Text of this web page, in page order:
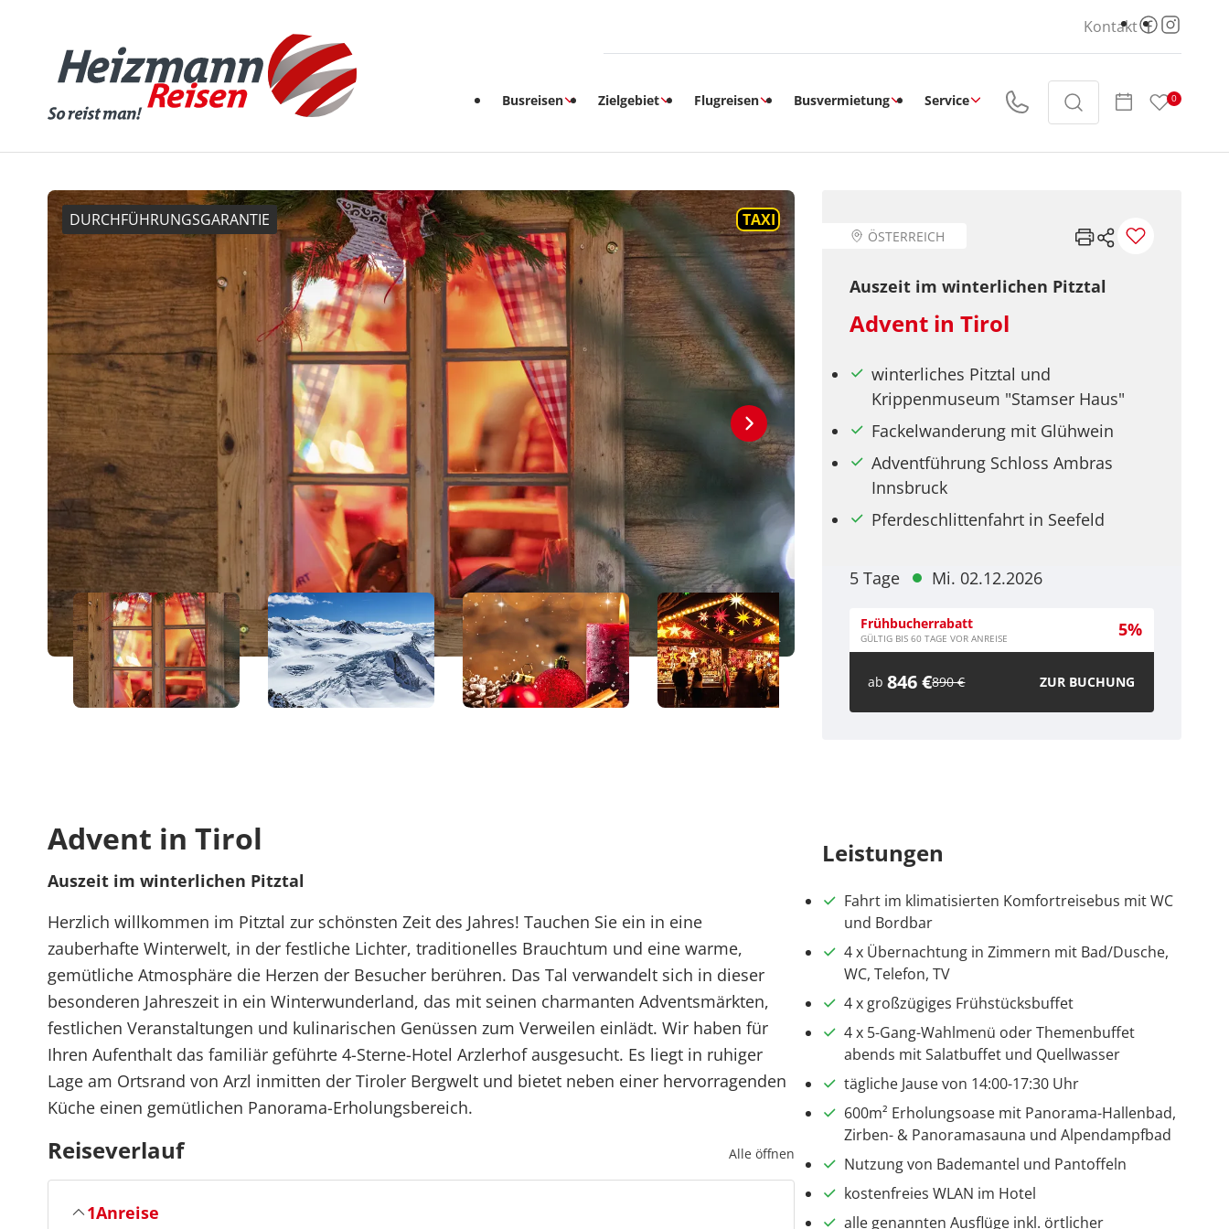
Kontakt
Busreisen Zielgebiet Flugreisen Busvermietung Service 0
DURCHFÜHRUNGSGARANTIE TAXI
© Copyright NETgemacht
ÖSTERREICH
Auszeit im winterlichen Pitztal
Advent in Tirol
winterliches Pitztal und
Krippenmuseum "Stamser Haus"
Fackelwanderung mit Glühwein
Adventführung Schloss Ambras
Innsbruck
Pferdeschlittenfahrt in Seefeld
5 Tage Mi. 02.12.2026
Frühbucherrabatt
GÜLTIG BIS 60 TAGE VOR ANREISE 5%
ab846 €890 € ZUR BUCHUNG
Advent in Tirol
Auszeit im winterlichen Pitztal
Herzlich willkommen im Pitztal zur schönsten Zeit des Jahres! Tauchen Sie ein in eine
zauberhafte Winterwelt, in der festliche Lichter, traditionelles Brauchtum und eine warme,
gemütliche Atmosphäre die Herzen der Besucher berühren. Das Tal verwandelt sich in dieser
besonderen Jahreszeit in ein Winterwunderland, das mit seinen charmanten Adventsmärkten,
festlichen Veranstaltungen und kulinarischen Genüssen zum Verweilen einlädt. Wir haben für
Ihren Aufenthalt das familiär geführte 4-Sterne-Hotel Arzlerhof ausgesucht. Es liegt in ruhiger
Lage am Ortsrand von Arzl inmitten der Tiroler Bergwelt und bietet neben einer hervorragenden
Küche einen gemütlichen Panorama-Erholungsbereich.
Reiseverlauf Alle öffnen
1Anreise
Leistungen
Fahrt im klimatisierten Komfortreisebus mit WC
und Bordbar
4 x Übernachtung in Zimmern mit Bad/Dusche,
WC, Telefon, TV
4 x großzügiges Frühstücksbuffet
4 x 5-Gang-Wahlmenü oder Themenbuffet
abends mit Salatbuffet und Quellwasser
tägliche Jause von 14:00-17:30 Uhr
600m² Erholungsoase mit Panorama-Hallenbad,
Zirben- & Panoramasauna und Alpendampfbad
Nutzung von Bademantel und Pantoffeln
kostenfreies WLAN im Hotel
alle genannten Ausflüge inkl. örtlicher